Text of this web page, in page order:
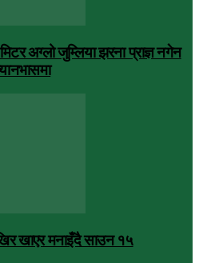
अग्लो जुम्लिया झरना प्राज्ञ नगेन
खाएर मनाइँदै साउन १५